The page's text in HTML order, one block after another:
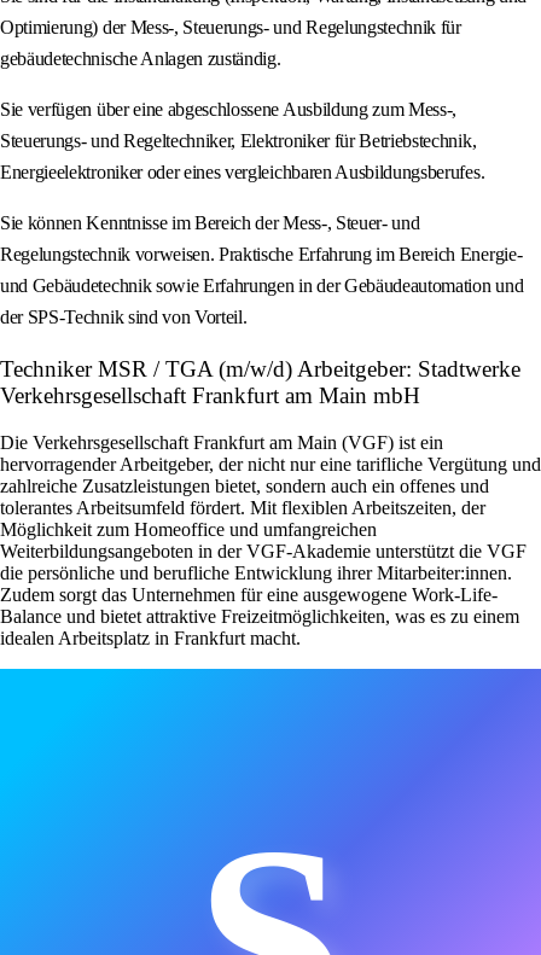
Optimierung) der Mess-, Steuerungs- und Regelungstechnik für
gebäudetechnische Anlagen zuständig.
Sie verfügen über eine abgeschlossene Ausbildung zum Mess-,
Steuerungs- und Regeltechniker, Elektroniker für Betriebstechnik,
Energieelektroniker oder eines vergleichbaren Ausbildungsberufes.
Sie können Kenntnisse im Bereich der Mess-, Steuer- und
Regelungstechnik vorweisen. Praktische Erfahrung im Bereich Energie-
und Gebäudetechnik sowie Erfahrungen in der Gebäudeautomation und
der SPS-Technik sind von Vorteil.
Techniker MSR / TGA (m/w/d) Arbeitgeber: Stadtwerke
Verkehrsgesellschaft Frankfurt am Main mbH
Die Verkehrsgesellschaft Frankfurt am Main (VGF) ist ein
hervorragender Arbeitgeber, der nicht nur eine tarifliche Vergütung und
zahlreiche Zusatzleistungen bietet, sondern auch ein offenes und
tolerantes Arbeitsumfeld fördert. Mit flexiblen Arbeitszeiten, der
Möglichkeit zum Homeoffice und umfangreichen
Weiterbildungsangeboten in der VGF-Akademie unterstützt die VGF
die persönliche und berufliche Entwicklung ihrer Mitarbeiter:innen.
Zudem sorgt das Unternehmen für eine ausgewogene Work-Life-
Balance und bietet attraktive Freizeitmöglichkeiten, was es zu einem
idealen Arbeitsplatz in Frankfurt macht.